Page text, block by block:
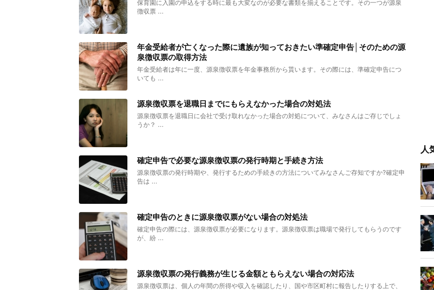
保育園に入園の申込をする時に最も大変なのが必要な書類を揃えることです。その一つが源泉
徴収票 ...
年金受給者が亡くなった際に遺族が知っておきたい準確定申告│そのための源
泉徴収票の取得方法
年金受給者は年に一度、源泉徴収票を年金事務所から貰います。その際には、準確定申告につ
いても ...
源泉徴収票を退職日までにもらえなかった場合の対処法
源泉徴収票を退職日に会社で受け取れなかった場合の対処について、みなさんはご存じでしょ
うか？ ...
確定申告で必要な源泉徴収票の発行時期と手続き方法
源泉徴収票の発行時期や、発行するための手続きの方法についてみなさんご存知ですか?確定申
告は ...
確定申告のときに源泉徴収票がない場合の対処法
確定申告の際には、源泉徴収票が必要になります。源泉徴収票は職場で発行してもらうのです
が、紛 ...
源泉徴収票の発行義務が生じる金額ともらえない場合の対応法
源泉徴収票は、個人の年間の所得や収入を確認したり、国や市区町村に報告したりする上で、
人